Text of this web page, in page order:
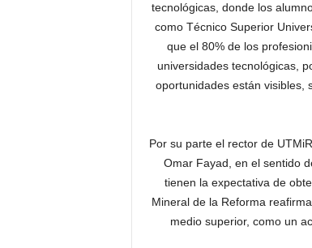
tecnológicas, donde los
como Técnico Superior
que el 80% de los
universidades tecnológicas,
oportunidades están visibles,
Por su parte el rector de
Omar Fayad, en el sentido
tienen la expectativa de
Mineral de la Reforma
medio superior, como un